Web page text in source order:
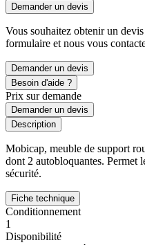
Demander un devis
Vous souhaitez obtenir un
formulaire et nous vous
Demander un devis
Besoin d'aide ?
Prix sur demande
Demander un devis
Description
Mobicap, meuble de support
dont 2 autobloquantes. Permet
sécurité.
Fiche technique
Conditionnement
1
Disponibilité